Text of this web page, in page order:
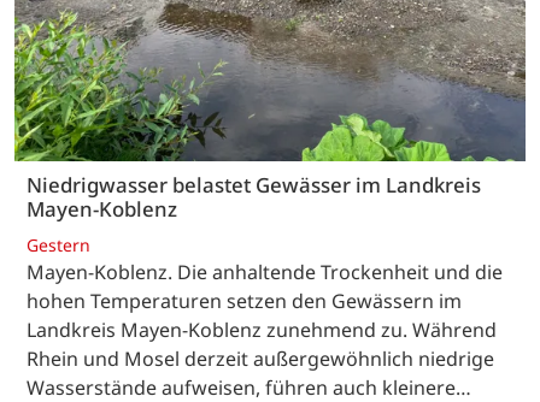
Niedrigwasser belastet Gewässer im Landkreis
Mayen-Koblenz
Gestern
Mayen-Koblenz. Die anhaltende Trockenheit und die
hohen Temperaturen setzen den Gewässern im
Landkreis Mayen-Koblenz zunehmend zu. Während
Rhein und Mosel derzeit außergewöhnlich niedrige
Wasserstände aufweisen, führen auch kleinere…